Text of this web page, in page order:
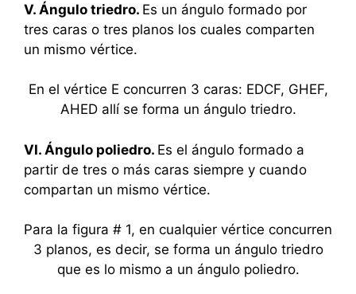
V. Ángulo triedro. Es un ángulo formado por
tres caras o tres planos los cuales comparten
un mismo vértice.
En el vértice E concurren 3 caras: EDCF, GHEF,
AHED allí se forma un ángulo triedro.
VI. Ángulo poliedro. Es el ángulo formado a
partir de tres o más caras siempre y cuando
compartan un mismo vértice.
Para la figura # 1, en cualquier vértice concurren
3 planos, es decir, se forma un ángulo triedro
que es lo mismo a un ángulo poliedro.